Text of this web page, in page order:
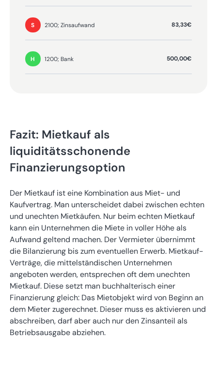
S 2100; Zinsaufwand 83,33€
H 1200; Bank 500,00€
Fazit: Mietkauf als
liquiditätsschonende
Finanzierungsoption
Der Mietkauf ist eine Kombination aus Miet- und
Kaufvertrag. Man unterscheidet dabei zwischen echten
und unechten Mietkäufen. Nur beim echten Mietkauf
kann ein Unternehmen die Miete in voller Höhe als
Aufwand geltend machen. Der Vermieter übernimmt
die Bilanzierung bis zum eventuellen Erwerb. Mietkauf-
Verträge, die mittelständischen Unternehmen
angeboten werden, entsprechen oft dem unechten
Mietkauf. Diese setzt man buchhalterisch einer
Finanzierung gleich: Das Mietobjekt wird von Beginn an
dem Mieter zugerechnet. Dieser muss es aktivieren und
abschreiben, darf aber auch nur den Zinsanteil als
Betriebsausgabe abziehen.